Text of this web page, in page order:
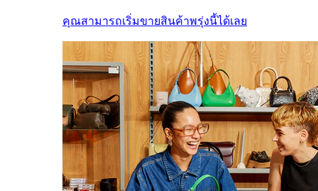
คุณสามารถเริ่มขายสินค้าพรุ่งนี้ได้เลย